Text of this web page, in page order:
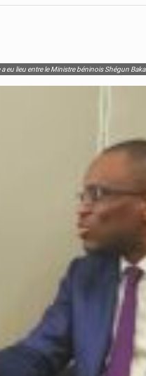
eu lieu entre le Ministre béninois Shégun